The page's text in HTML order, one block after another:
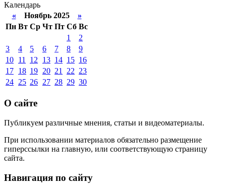
Календарь
«Ноябрь 2025 »
Пн Вт Ср Чт Пт Сб Вс
1
2
3
4 5 6 7 8
9
10 11 12 13 14 15 16
17 18 19 20 21 22 23
24 25 26 27 28 29 30
О сайте
Публикуем различные мнения, статьи и видеоматериалы.
При использовании материалов обязательно размещение
гиперссылки на главную, или соответствующую страницу
сайта.
Навигация по сайту